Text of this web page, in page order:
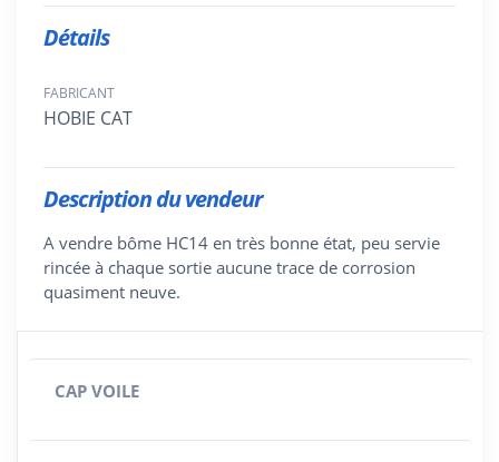
Détails
FABRICANT
HOBIE CAT
Description du vendeur
A vendre bôme HC14 en très bonne état, peu servie
rincée à chaque sortie aucune trace de corrosion
quasiment neuve.
CAP VOILE